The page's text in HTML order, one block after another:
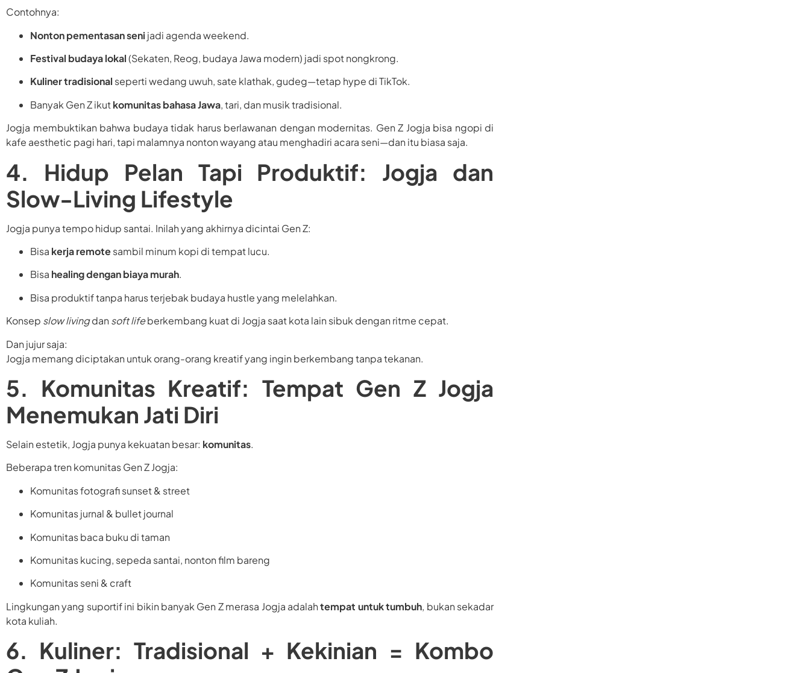
Contohnya:
Nonton pementasan seni jadi agenda weekend.
Festival budaya lokal(Sekaten, Reog, budaya Jawa modern) jadi spot nongkrong.
Kuliner tradisional seperti wedang uwuh, sate klathak, gudeg—tetap hype di TikTok.
Banyak Gen Z ikutkomunitas bahasa Jawa, tari, dan musik tradisional.
Jogja membuktikan bahwa budaya tidak harus berlawanan dengan modernitas. Gen Z Jogja bisa ngopi di
kafe aesthetic pagi hari, tapi malamnya nonton wayang atau menghadiri acara seni—dan itu biasa saja.
4. Hidup Pelan Tapi Produktif: Jogja dan
Slow-Living Lifestyle
Jogja punya tempo hidup santai. Inilah yang akhirnya dicintai Gen Z:
Bisa kerja remotesambil minum kopi di tempat lucu.
Bisa healing dengan biaya murah.
Bisa produktif tanpa harus terjebak budaya hustle yang melelahkan.
Konsep slow livingdan soft lifeberkembang kuat di Jogja saat kota lain sibuk dengan ritme cepat.
Dan jujur saja:
Jogja memang diciptakan untuk orang-orang kreatif yang ingin berkembang tanpa tekanan.
5. Komunitas Kreatif: Tempat Gen Z Jogja
Menemukan Jati Diri
Selain estetik, Jogja punya kekuatan besar: komunitas.
Beberapa tren komunitas Gen Z Jogja:
Komunitas fotografi sunset & street
Komunitas jurnal & bullet journal
Komunitas baca buku di taman
Komunitas kucing, sepeda santai, nonton film bareng
Komunitas seni & craft
Lingkungan yang suportif ini bikin banyak Gen Z merasa Jogja adalahtempat untuk tumbuh, bukan sekadar
kota kuliah.
6. Kuliner: Tradisional + Kekinian = Kombo